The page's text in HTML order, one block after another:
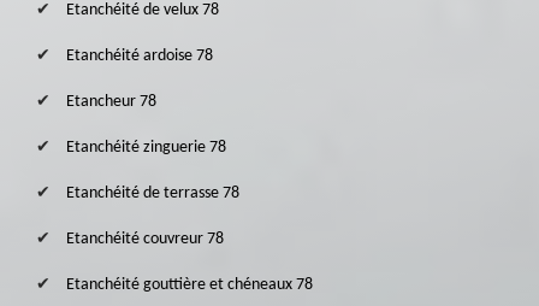
Etanchéité de velux 78
Etanchéité ardoise 78
Etancheur 78
Etanchéité zinguerie 78
Etanchéité de terrasse 78
Etanchéité couvreur 78
Etanchéité gouttière et chéneaux 78